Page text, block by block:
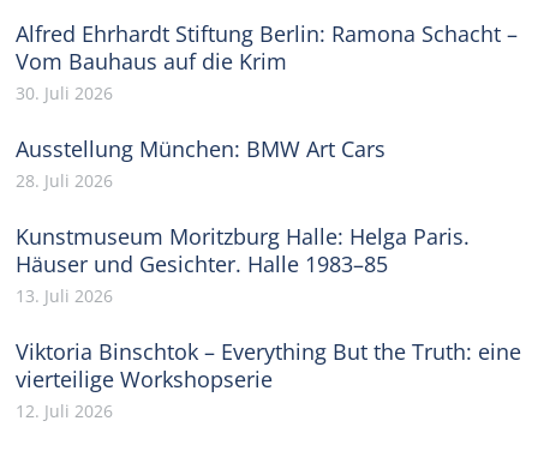
Alfred Ehrhardt Stiftung Berlin: Ramona Schacht –
Vom Bauhaus auf die Krim
30. Juli 2026
Ausstellung München: BMW Art Cars
28. Juli 2026
Kunstmuseum Moritzburg Halle: Helga Paris.
Häuser und Gesichter. Halle 1983–85
13. Juli 2026
Viktoria Binschtok – Everything But the Truth: eine
vierteilige Workshopserie
12. Juli 2026